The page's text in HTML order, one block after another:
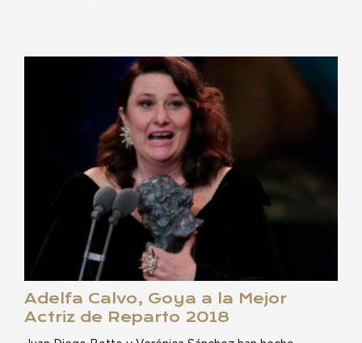
Adelfa Calvo, Goya a la Mejor
Actriz de Reparto 2018